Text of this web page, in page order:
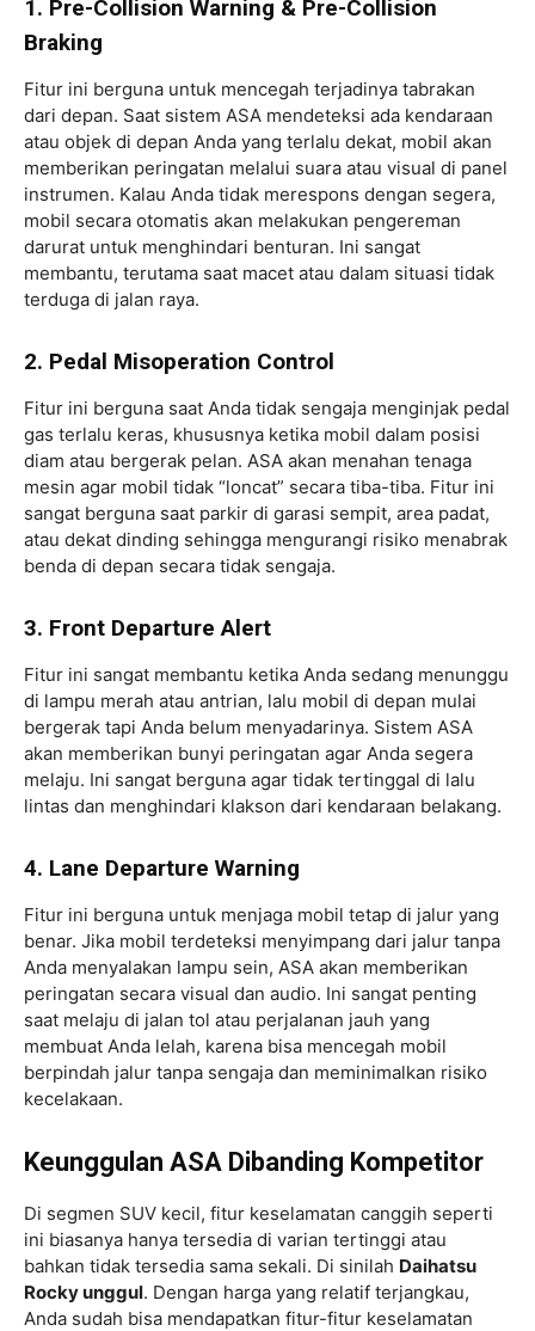
1. Pre-Collision Warning & Pre-Collision
Braking
Fitur ini berguna untuk mencegah terjadinya tabrakan
dari depan. Saat sistem ASA mendeteksi ada kendaraan
atau objek di depan Anda yang terlalu dekat, mobil akan
memberikan peringatan melalui suara atau visual di panel
instrumen. Kalau Anda tidak merespons dengan segera,
mobil secara otomatis akan melakukan pengereman
darurat untuk menghindari benturan. Ini sangat
membantu, terutama saat macet atau dalam situasi tidak
terduga di jalan raya.
2. Pedal Misoperation Control
Fitur ini berguna saat Anda tidak sengaja menginjak pedal
gas terlalu keras, khususnya ketika mobil dalam posisi
diam atau bergerak pelan. ASA akan menahan tenaga
mesin agar mobil tidak “loncat” secara tiba-tiba. Fitur ini
sangat berguna saat parkir di garasi sempit, area padat,
atau dekat dinding sehingga mengurangi risiko menabrak
benda di depan secara tidak sengaja.
3. Front Departure Alert
Fitur ini sangat membantu ketika Anda sedang menunggu
di lampu merah atau antrian, lalu mobil di depan mulai
bergerak tapi Anda belum menyadarinya. Sistem ASA
akan memberikan bunyi peringatan agar Anda segera
melaju. Ini sangat berguna agar tidak tertinggal di lalu
lintas dan menghindari klakson dari kendaraan belakang.
4. Lane Departure Warning
Fitur ini berguna untuk menjaga mobil tetap di jalur yang
benar. Jika mobil terdeteksi menyimpang dari jalur tanpa
Anda menyalakan lampu sein, ASA akan memberikan
peringatan secara visual dan audio. Ini sangat penting
saat melaju di jalan tol atau perjalanan jauh yang
membuat Anda lelah, karena bisa mencegah mobil
berpindah jalur tanpa sengaja dan meminimalkan risiko
kecelakaan.
Keunggulan ASA Dibanding Kompetitor
Di segmen SUV kecil, fitur keselamatan canggih seperti
ini biasanya hanya tersedia di varian tertinggi atau
bahkan tidak tersedia sama sekali. Di sinilah Daihatsu
Rocky unggul. Dengan harga yang relatif terjangkau,
Anda sudah bisa mendapatkan fitur-fitur keselamatan